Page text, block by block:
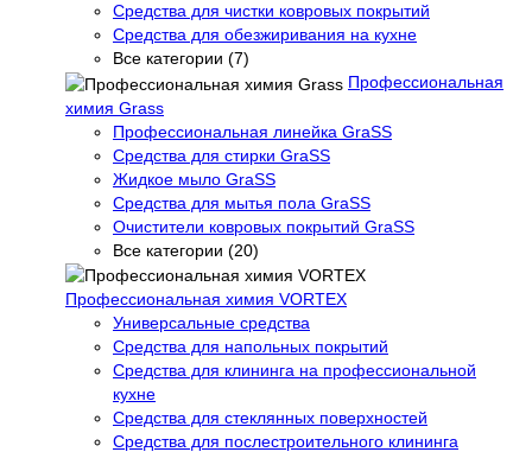
Средства для чистки ковровых покрытий
Средства для обезжиривания на кухне
Все категории (7)
Профессиональная
химия Grass
Профессиональная линейка GraSS
Средства для стирки GraSS
Жидкое мыло GraSS
Средства для мытья пола GraSS
Очистители ковровых покрытий GraSS
Все категории (20)
Профессиональная химия VORTEX
Универсальные средства
Средства для напольных покрытий
Средства для клининга на профессиональной
кухне
Средства для стеклянных поверхностей
Средства для послестроительного клининга